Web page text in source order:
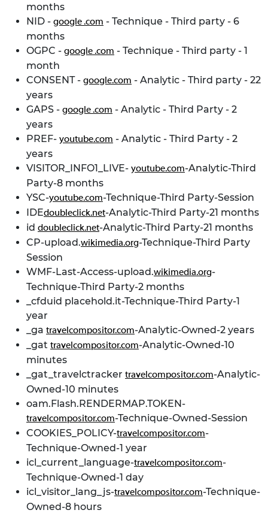
months
NID - google .com - Technique - Third party - 6
months
OGPC - google .com - Technique - Third party - 1
month
CONSENT - google.com - Analytic - Third party - 22
years
GAPS - google .com - Analytic - Third Party - 2
years
PREF- youtube.com - Analytic - Third Party - 2
years
VISITOR_INFO1_LIVE- youtube.com-Analytic-Third
Party-8 months
YSC-youtube.com-Technique-Third Party-Session
IDEdoubleclick.net-Analytic-Third Party-21 months
id doubleclick.net-Analytic-Third Party-21 months
CP-upload.wikimedia.org-Technique-Third Party
Session
WMF-Last-Access-upload.wikimedia.org-
Technique-Third Party-2 months
_cfduid placehold.it-Technique-Third Party-1
year
_ga travelcompositor.com-Analytic-Owned-2 years
_gat travelcompositor.com-Analytic-Owned-10
minutes
_gat_travelctracker travelcompositor.com-Analytic-
Owned-10 minutes
oam.Flash.RENDERMAP.TOKEN-
travelcompositor.com-Technique-Owned-Session
COOKIES_POLICY-travelcompositor.com-
Technique-Owned-1 year
icl_current_language-travelcompositor.com-
Technique-Owned-1 day
icl_visitor_lang_js-travelcompositor.com-Technique-
Owned-8 hours